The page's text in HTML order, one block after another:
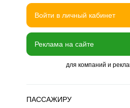
Войти в личный кабинет
Реклама на сайте
для компаний и
ПАССАЖИРУ